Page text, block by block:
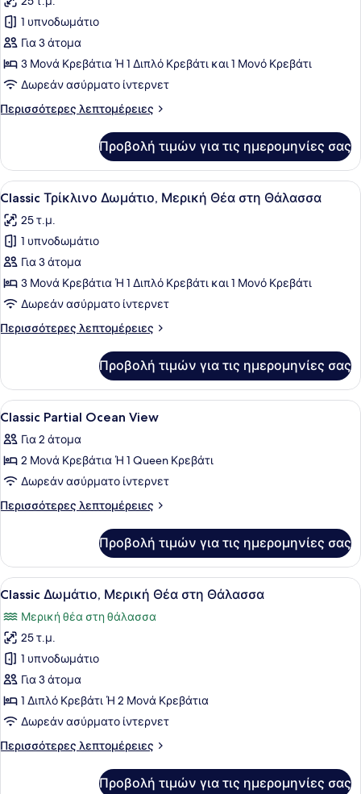
των
φωτογραφιών
για
Classic
Τρίκλινο
1 υπνοδωμάτιο
Για 3 άτομα
3 Μονά Κρεβάτια Ή 1 Διπλό Κρεβάτι και 1 Μονό Κρεβάτι
Δωρεάν ασύρματο ίντερνετ
Περισσότερες λεπτομέρειες
Περισσότερες
Τρίκλινο
Δωμάτιο
Προβολή τιμών για τις ημερομηνίες σας
Προβολή
όλων
των
φωτογραφιών
για
Classic
Τρίκλινο
Μερική
Θάλασσα
Ένα δωμάτιο ξενοδοχείου με δύο
3
Classic Τρίκλινο Δωμάτιο, Μερική Θέα στη Θάλασσα
25 τ.μ.
1 υπνοδωμάτιο
Για 3 άτομα
3 Μονά Κρεβάτια Ή 1 Διπλό Κρεβάτι και 1 Μονό Κρεβάτι
Δωρεάν ασύρματο ίντερνετ
Περισσότερες λεπτομέρειες
Περισσότερες
Τρίκλινο
Δωμάτιο,
Μερική
στη
Θάλασσα
Προβολή τιμών για τις ημερομηνίες σας
Προβολή
όλων
των
φωτογραφιών
για
Classic
View
Ένα δωμάτιο ξενοδοχείου με δύο
5
Classic Partial Ocean View
Για 2 άτομα
2 Μονά Κρεβάτια Ή 1 Queen Κρεβάτι
Δωρεάν ασύρματο ίντερνετ
Περισσότερες λεπτομέρειες
Περισσότερες
Partial
Ocean
View
Προβολή τιμών για τις ημερομηνίες σας
Προβολή
όλων
των
φωτογραφιών
για
Classic
Δωμάτιο,
Μερική
στη
Ένα δωμάτιο ξενοδοχείου με ένα
6
Classic Δωμάτιο, Μερική Θέα στη Θάλασσα
Μερική θέα στη θάλασσα
25 τ.μ.
1 υπνοδωμάτιο
Για 3 άτομα
1 Διπλό Κρεβάτι Ή 2 Μονά Κρεβάτια
Δωρεάν ασύρματο ίντερνετ
Περισσότερες λεπτομέρειες
Περισσότερες
Προβολή τιμών για τις ημερομηνίες σας